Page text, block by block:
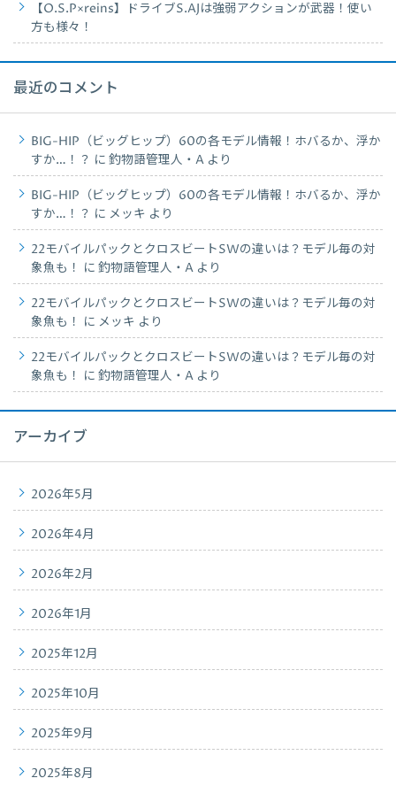
【O.S.P×reins】ドライブS.AJは強弱アクションが武器！使い
方も様々！
最近のコメント
BIG-HIP（ビッグヒップ）60の各モデル情報！ホバるか、浮か
すか…！？ に 釣物語管理人・A より
BIG-HIP（ビッグヒップ）60の各モデル情報！ホバるか、浮か
すか…！？ に メッキ より
22モバイルパックとクロスビートSWの違いは？モデル毎の対
象魚も！
に 釣物語管理人・A より
22モバイルパックとクロスビートSWの違いは？モデル毎の対
象魚も！
に メッキ より
22モバイルパックとクロスビートSWの違いは？モデル毎の対
象魚も！
に 釣物語管理人・A より
アーカイブ
2026年5月
2026年4月
2026年2月
2026年1月
2025年12月
2025年10月
2025年9月
2025年8月